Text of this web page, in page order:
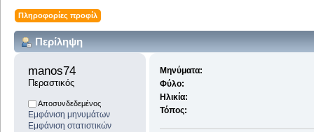
Πληροφορίες προφίλ
Περίληψη
manos74
Περαστικός
Αποσυνδεδεμένος
Εμφάνιση μηνυμάτων
Εμφάνιση στατιστικών
Μηνύματα:
Φύλο:
Ηλικία:
Τόπος: